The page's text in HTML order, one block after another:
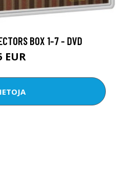
BOX 1-7 - DVD
EUR